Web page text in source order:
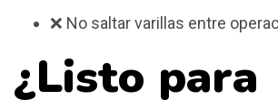
❌ No saltar varillas entre
¿Listo para